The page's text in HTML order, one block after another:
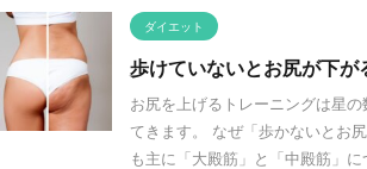
ダイエット
歩けていないとお尻が下が
お尻を上げるトレーニングは星
てきます。 なぜ「歩かないとお
も主に「大殿筋」と「中殿筋」